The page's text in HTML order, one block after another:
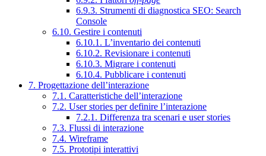
6.9.3. Strumenti di diagnostica SEO: Search
Console
6.10. Gestire i contenuti
6.10.1. L’inventario dei contenuti
6.10.2. Revisionare i contenuti
6.10.3. Migrare i contenuti
6.10.4. Pubblicare i contenuti
7. Progettazione dell’interazione
7.1. Caratteristiche dell’interazione
7.2. User stories per definire l’interazione
7.2.1. Differenza tra scenari e user stories
7.3. Flussi di interazione
7.4. Wireframe
7.5. Prototipi interattivi